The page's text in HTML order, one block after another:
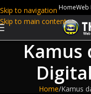
Skip to navigation
Skip to main content
HomeWeb
Kamus
Home Kamus